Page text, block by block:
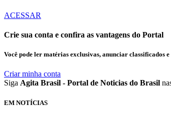
ACESSAR
Crie sua conta e confira as vantagens do Portal
Você pode ler matérias exclusivas, anunciar classificados
Criar minha conta
Siga Agita Brasil - Portal de Noticias do Brasil
EM NOTÍCIAS